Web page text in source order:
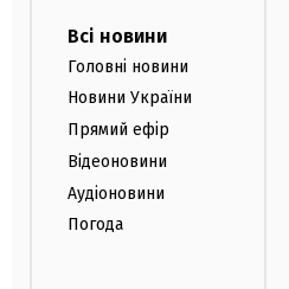
Всі новини
Головні новини
Новини України
Прямий ефір
Відеоновини
Аудіоновини
Погода